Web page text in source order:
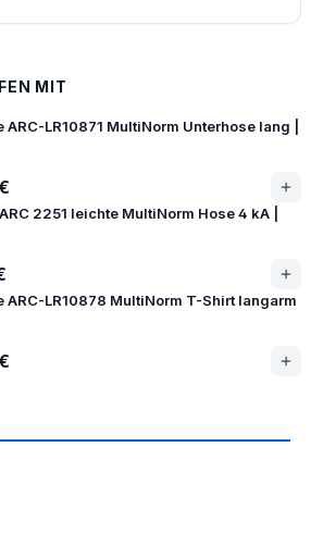
MIT
ARC-LR10871 MultiNorm Unterhose lang |
2251 leichte MultiNorm Hose 4 kA |
ARC-LR10878 MultiNorm T-Shirt langarm